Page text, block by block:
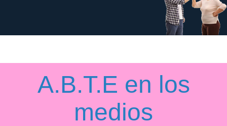
Cetursa Sierra Nevada, S.A. (Granada)
Cursos
Hostelería
A.B.T.E en los
medios